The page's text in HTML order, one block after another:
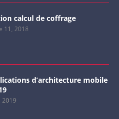
calcul de coffrage
11, 2018
d’architecture mobile
2019